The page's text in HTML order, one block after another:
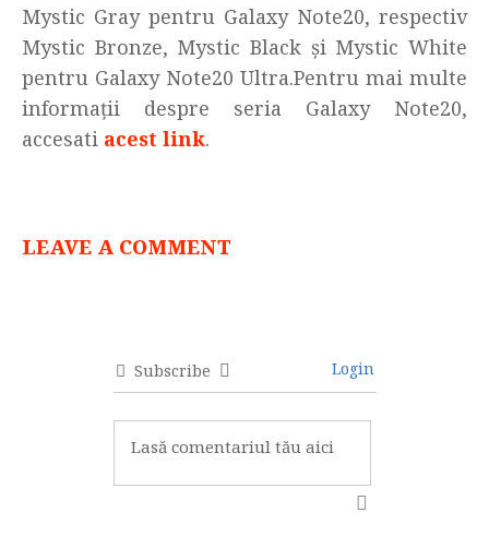
Mystic Gray pentru Galaxy Note20, respectiv
Mystic Bronze, Mystic Black și Mystic White
pentru Galaxy Note20 Ultra.Pentru mai multe
informații despre seria Galaxy Note20,
accesati acest link.
LEAVE A COMMENT
Subscribe Login